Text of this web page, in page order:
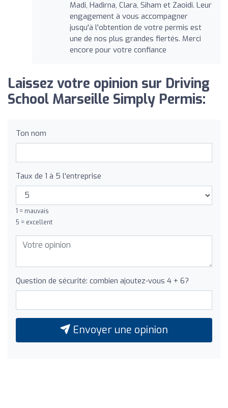
Madi, Hadirna, Clara, Siham et Zaoidi. Leur
engagement à vous accompagner
jusqu'à l'obtention de votre permis est
une de nos plus grandes fiertés. Merci
encore pour votre confiance
Laissez votre opinion sur Driving
School Marseille Simply Permis:
Ton nom
Taux de 1 à 5 l'entreprise
1 = mauvais
5 = excellent
Question de sécurité: combien ajoutez-vous 4 + 6?
Envoyer une opinion